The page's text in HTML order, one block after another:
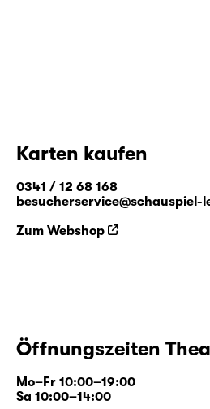
Karten kaufen
0341 / 12 68 168
besucherservice@schauspiel-
Zum Webshop
Öffnungszeiten
Mo–Fr 10:00–19:00
Sa 10:00–14:00